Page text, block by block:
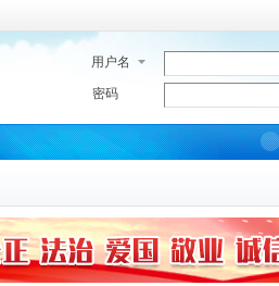
用户名
密码